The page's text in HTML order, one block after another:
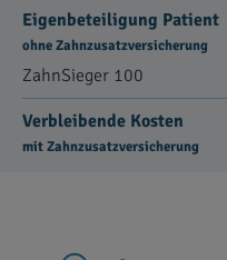
Eigenbeteiligung Patient
ohne Zahnzusatzversicherung
ZahnSieger 100
Verbleibende Kosten
mit Zahnzusatzversicherung